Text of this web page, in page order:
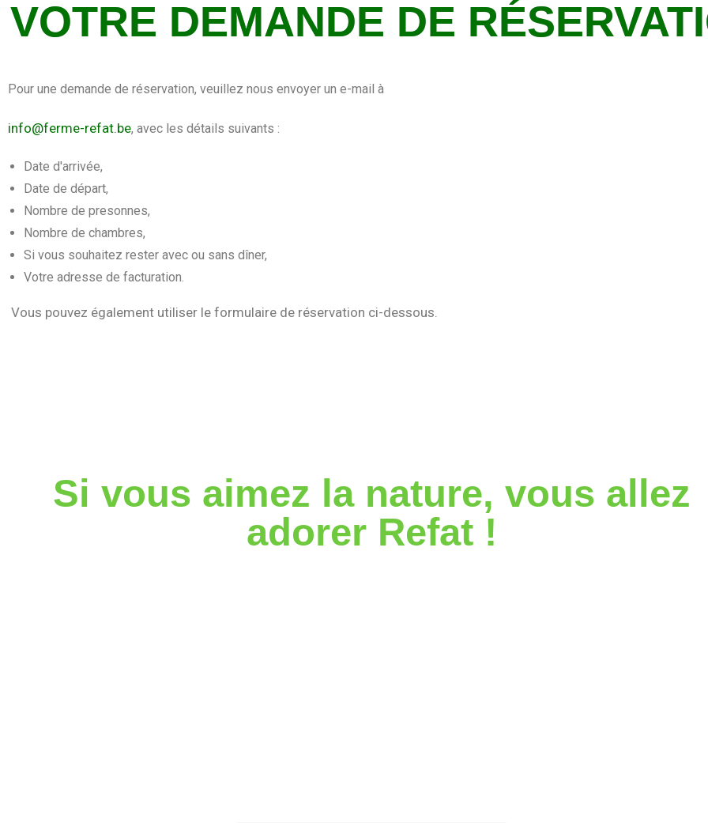
VOTRE DEMANDE DE
Pour une demande de réservation, veuillez nous envoyer un e-mail à
info@ferme-refat.be, avec les détails suivants :
Date d'arrivée,
Date de départ,
Nombre de presonnes,
Nombre de chambres,
Si vous souhaitez rester avec ou sans dîner,
Votre adresse de facturation.
Vous pouvez également utiliser le formulaire de réservation ci-dessous.
Si vous aimez la nature, vous allez
adorer Refat !